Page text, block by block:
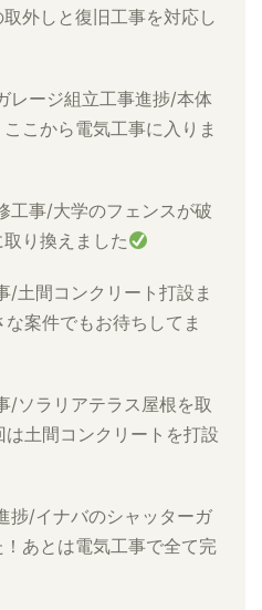
外しと復旧工事を対応し
レージ組立工事進捗/本体
こから電気工事に入りま
工事/大学のフェンスが破
り換えました
/土間コンクリート打設ま
な案件でもお待ちしてま
/ソラリアテラス屋根を取
は土間コンクリートを打設
捗/イナバのシャッターガ
あとは電気工事で全て完